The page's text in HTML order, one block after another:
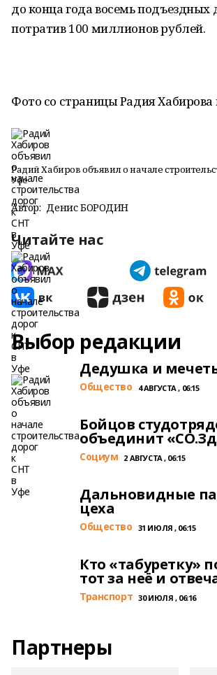
до конца года восемь подъездных
потратив 100 миллионов рублей.
Фото со страницы Радия Хабирова
Радий Хабиров объявил о начале
Уфе
Автор: Денис БОРОДИН
Читайте нас
Выбор редакции
Дедушка и
Общество 4 АВГУСТА , 06:15
Бойцов
объединит
Cоциум 2 АВГУСТА , 06:15
Дальновидные
цеха
Общество 31 ИЮЛЯ , 06:15
Кто «табуретку»
тот за неё и
Транспорт 30 ИЮЛЯ , 06:16
Партнеры